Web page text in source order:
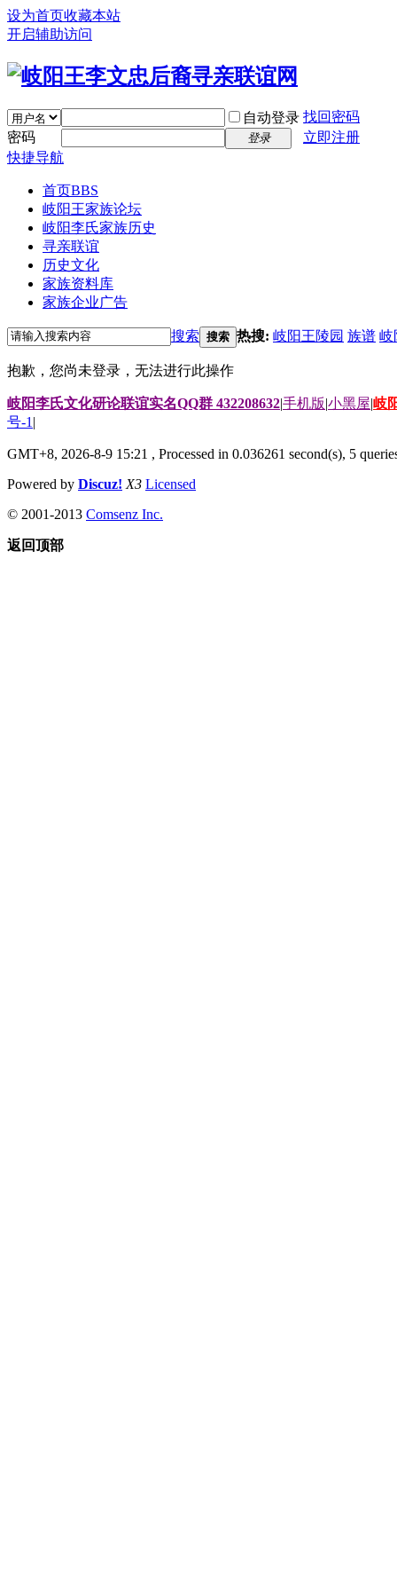
设为首页收藏本站
开启辅助访问
自动登录 找回密码
密码
登录
立即注册
快捷导航
首页BBS
岐阳王家族论坛
岐阳李氏家族历史
寻亲联谊
历史文化
家族资料库
家族企业广告
搜索 搜索 热搜: 岐阳王陵园 族谱 岐
抱歉，您尚未登录，无法进行此操作
岐阳李氏文化研论联谊实名QQ群 432208632|手机版|小黑屋|岐
号-1 |
GMT+8, 2026-8-9 15:21 , Processed in 0.036261 second(s), 5
Powered by Discuz! X3 Licensed
© 2001-2013 Comsenz Inc.
返回顶部